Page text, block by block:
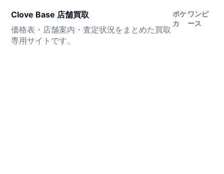
Clove Base 店舗買取
価格表・店舗案内・査定状況をまとめた買取
専用サイトです。
ポケ
カ
ワンピ
ース